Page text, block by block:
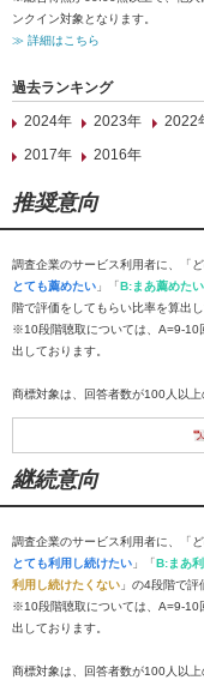
ンクイン対象となります。
≫ 詳細はこちら
過去ランキング
2024年
2023年 2022
2017年
2016年
推奨意向
調査企業のサービス利用者に、「
とても薦めたい 」「B:まあ薦めたい
階で評価をしてもらい比率を算出し
※10段階聴取については、A=9-10
出しております。
商標対象は、回答者数が100人以上
継続意向
調査企業のサービス利用者に、「
とても利用し続けたい 」「B:まあ
利用し続けたくない 」の4段階で評
※10段階聴取については、A=9-10
出しております。
商標対象は、回答者数が100人以上